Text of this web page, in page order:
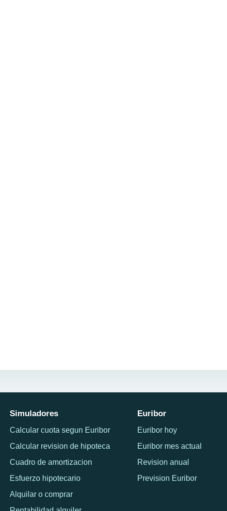
Simuladores
Calcular cuota segun Euribor
Calcular revision de hipoteca
Cuadro de amortizacion
Esfuerzo hipotecario
Alquilar o comprar
Euribor
Euribor hoy
Euribor mes actual
Revision anual
Prevision Euribor